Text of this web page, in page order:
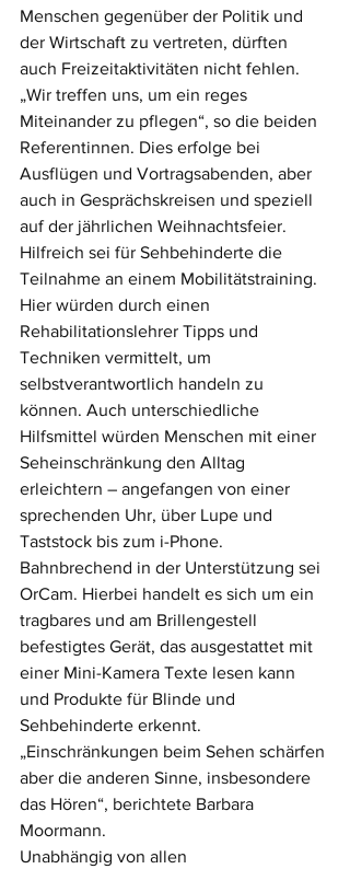
Menschen gegenüber der Politik und
der Wirtschaft zu vertreten, dürften
auch Freizeitaktivitäten nicht fehlen.
„Wir treffen uns, um ein reges
Miteinander zu pflegen“, so die beiden
Referentinnen. Dies erfolge bei
Ausflügen und Vortragsabenden, aber
auch in Gesprächskreisen und speziell
auf der jährlichen Weihnachtsfeier.
Hilfreich sei für Sehbehinderte die
Teilnahme an einem Mobilitätstraining.
Hier würden durch einen
Rehabilitationslehrer Tipps und
Techniken vermittelt, um
selbstverantwortlich handeln zu
können. Auch unterschiedliche
Hilfsmittel würden Menschen mit einer
Seheinschränkung den Alltag
erleichtern – angefangen von einer
sprechenden Uhr, über Lupe und
Taststock bis zum i-Phone.
Bahnbrechend in der Unterstützung sei
OrCam. Hierbei handelt es sich um ein
tragbares und am Brillengestell
befestigtes Gerät, das ausgestattet mit
einer Mini-Kamera Texte lesen kann
und Produkte für Blinde und
Sehbehinderte erkennt.
„Einschränkungen beim Sehen schärfen
aber die anderen Sinne, insbesondere
das Hören“, berichtete Barbara
Moormann.
Unabhängig von allen